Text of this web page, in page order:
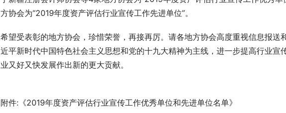
方协会为“2019年度资产评估行业宣传工作先进单位”。
希望受表彰的地方协会，珍惜荣誉，再接再厉。请各地方协会高度重视信息报送
近平新时代中国特色社会主义思想和党的十九大精神为主线，进一步提高行业宣
业又好又快发展作出新的更大贡献。
附件:《2019年度资产评估行业宣传工作优秀单位和先进单位名单》